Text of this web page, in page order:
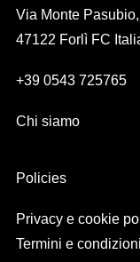
Via Monte
47122 Forlì FC
+39 0543 725765
Chi siamo
Policies
Privacy e cookie
Termini e condizioni